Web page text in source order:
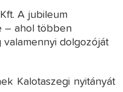
A jubileum
– ahol többen
valamennyi dolgozóját
Kalotaszegi nyitányát